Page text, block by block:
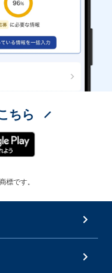
ちら
標です。